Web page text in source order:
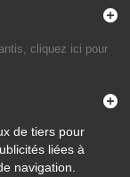
cliquez ici pour
de tiers pour
liées à
navigation.